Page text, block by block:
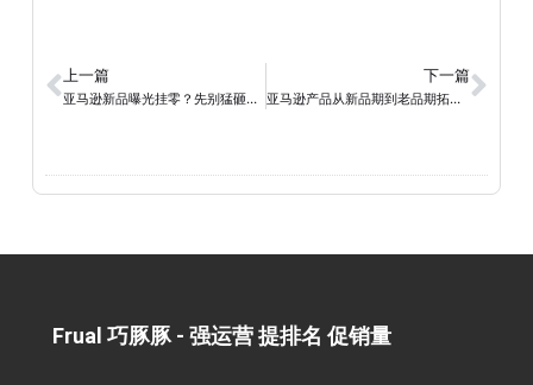
上一篇
亚马逊新品曝光挂零？先别猛砸竞价！排查指南来了
下一篇
亚马逊产品从新品期到老品期拓词策略分别是怎么样的？
Frual 巧豚豚 - 强运营 提排名 促销量​